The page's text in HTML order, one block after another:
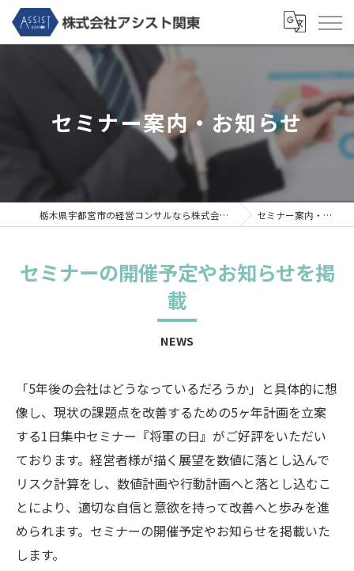
セミナー案内・お知らせ
栃木県宇都宮市の経営コンサルなら株式会社アシスト関東 セミナー案内・お知らせ
セミナーの開催予定やお知らせを掲
載
NEWS
「5年後の会社はどうなっているだろうか」と具体的に想
像し、現状の課題点を改善するための5ヶ年計画を立案
する1日集中セミナー『将軍の日』がご好評をいただい
ております。経営者様が描く展望を数値に落とし込んで
リスク計算をし、数値計画や行動計画へと落とし込むこ
とにより、適切な自信と意欲を持って改善へと歩みを進
められます。セミナーの開催予定やお知らせを掲載いた
します。